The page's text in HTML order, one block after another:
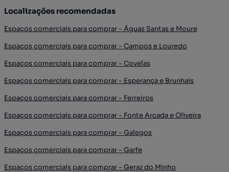
Localizações recomendadas
Espaços comerciais para comprar - Águas Santas e Moure
Espaços comerciais para comprar - Campos e Louredo
Espaços comerciais para comprar - Covelas
Espaços comerciais para comprar - Esperança e Brunhais
Espaços comerciais para comprar - Ferreiros
Espaços comerciais para comprar - Fonte Arcada e Oliveira
Espaços comerciais para comprar - Galegos
Espaços comerciais para comprar - Garfe
Espaços comerciais para comprar - Geraz do Minho